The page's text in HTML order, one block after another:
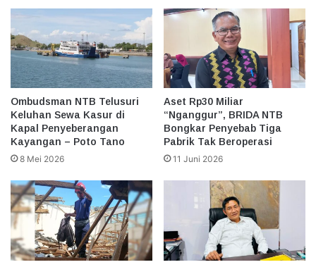
Ombudsman NTB Telusuri
Keluhan Sewa Kasur di
Kapal Penyeberangan
Kayangan – Poto Tano
8 Mei 2026
Aset Rp30 Miliar
“Nganggur”, BRIDA NTB
Bongkar Penyebab Tiga
Pabrik Tak Beroperasi
11 Juni 2026